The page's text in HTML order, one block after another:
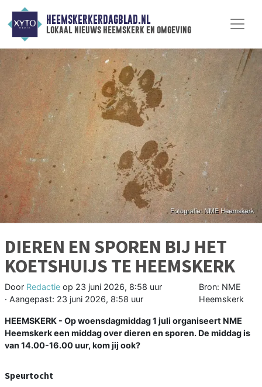
HEEMSKERKERDAGBLAD.NL
lokaal nieuws heemskerk en omgeving
DIEREN EN SPOREN BIJ HET
KOETSHUIJS TE HEEMSKERK
Door Redactie op 23 juni 2026, 8:58 uur
· Aangepast: 23 juni 2026, 8:58 uur
Bron: NME
Heemskerk
HEEMSKERK - Op woensdagmiddag 1 juli organiseert NME
Heemskerk een middag over dieren en sporen. De middag is
van 14.00-16.00 uur, kom jij ook?
Speurtocht